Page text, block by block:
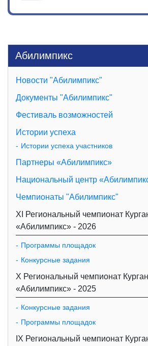
Абилимпикс
Новости "Абилимпикс"
Документы "Абилимпикс"
Фестиваль возможностей
Истории успеха
Истории успеха участников
Партнеры «Абилимпикс»
Национальный центр
Чемпионаты "Абилимпикс"
XI Региональный чемпионат
«Абилимпикс» - 2026
Программы площадок
Конкурсные задания
X Региональный чемпионат
«Абилимпикс» - 2025
Конкурсные задания
Программы площадок
IX Региональный чемпионат